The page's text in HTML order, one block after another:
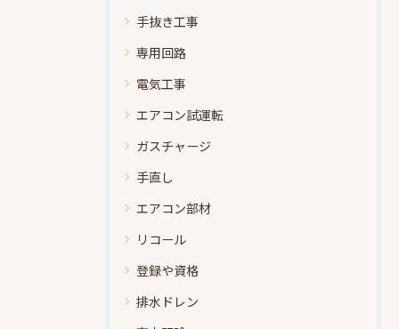
手抜き工事
専用回路
電気工事
エアコン試運転
ガスチャージ
手直し
エアコン部材
リコール
登録や資格
排水ドレン